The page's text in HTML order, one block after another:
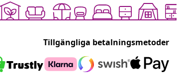
Tillgängliga betalningsmetoder